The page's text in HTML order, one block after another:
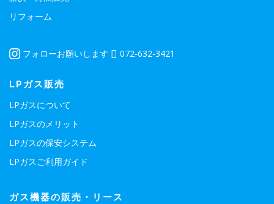
リフォーム
フォローお願いします 072-632-3421
LPガス販売
LPガスについて
LPガスのメリット
LPガスの保安システム
LPガスご利用ガイド
ガス機器の販売・リース